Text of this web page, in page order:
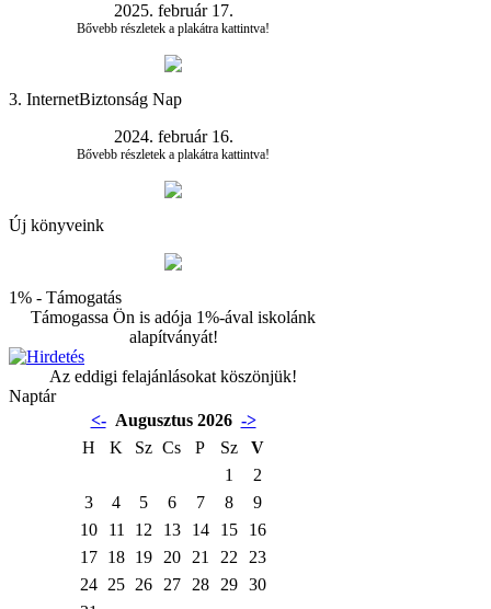
2025. február 17.
Bővebb részletek a plakátra kattintva!
3. InternetBiztonság Nap
2024. február 16.
Bővebb részletek a plakátra kattintva!
Új könyveink
1% - Támogatás
Támogassa Ön is adója 1%-ával iskolánk
alapítványát!
Az eddigi felajánlásokat köszönjük!
Naptár
<- Augusztus 2026 ->
H
K Sz Cs P Sz
V
1
2
3
4 5 6 7 8
9
10
11 12 13 14 15
16
17 18 19 20 21 22
23
24 25 26 27 28 29
30